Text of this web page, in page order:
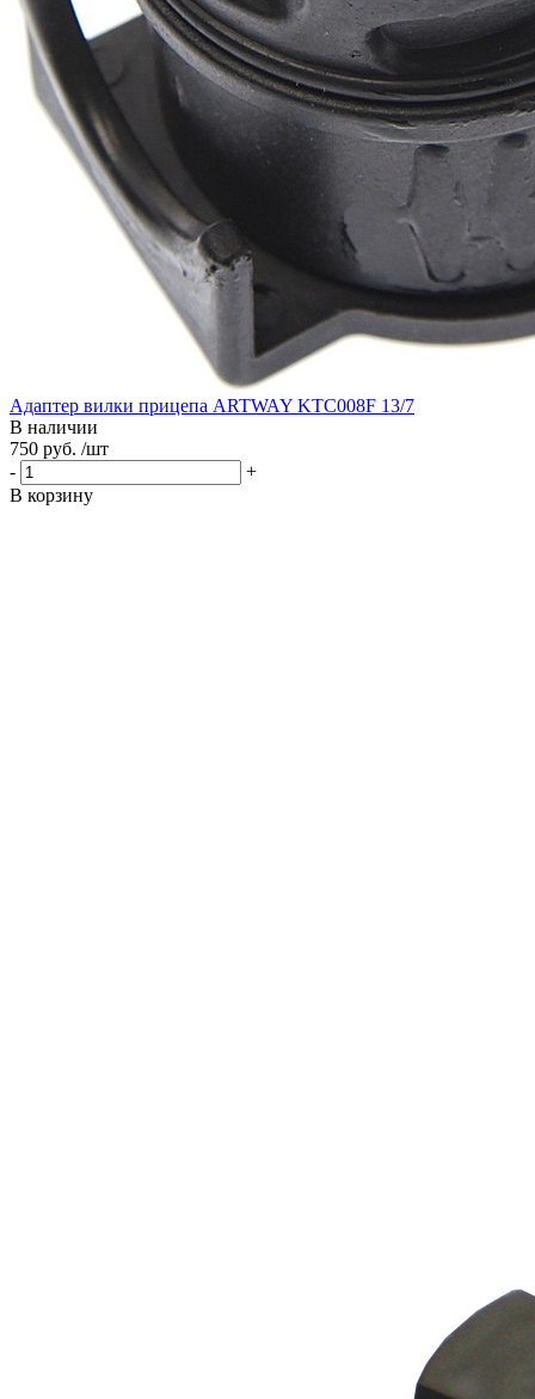
Адаптер вилки прицепа ARTWAY KTC008F 13/7
В наличии
750 руб. /шт
-
+
В корзину